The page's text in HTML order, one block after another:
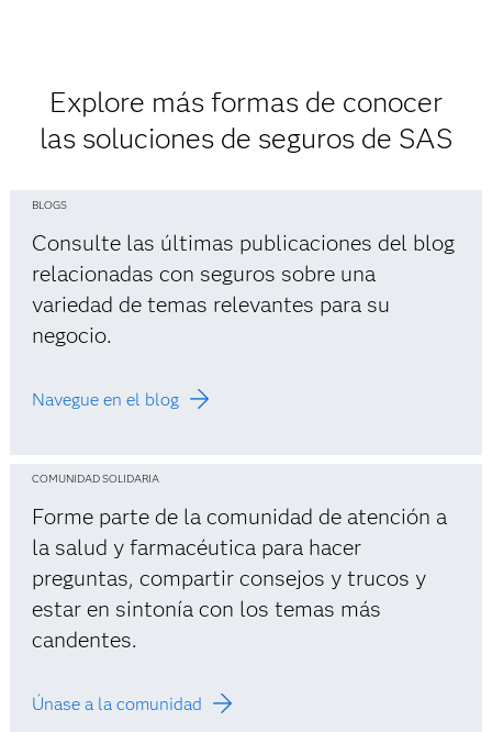
Explore más formas de conocer
las soluciones de seguros de SAS
BLOGS
Consulte las últimas publicaciones del blog
relacionadas con seguros sobre una
variedad de temas relevantes para su
negocio.
Navegue en el blog
COMUNIDAD SOLIDARIA
Forme parte de la comunidad de atención a
la salud y farmacéutica para hacer
preguntas, compartir consejos y trucos y
estar en sintonía con los temas más
candentes.
Únase a la comunidad